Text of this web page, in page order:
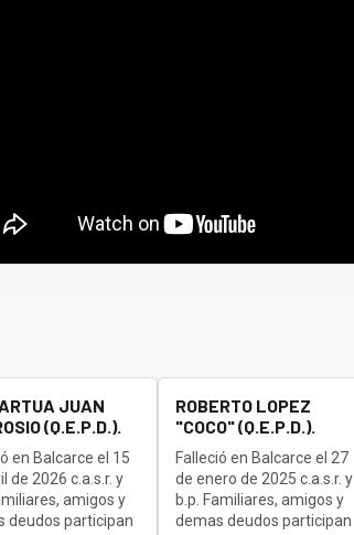
JUAN
(Q.E.P.D.).
en Balcarce el 15
de 2026 c.a.s.r. y
amigos y
deudos participan
ROBERTO LOPEZ
"COCO" (Q.E.P.D.).
Falleció en Balcarce el 27
de enero de 2025 c.a.s.r. y
b.p. Familiares, amigos y
demas deudos participan